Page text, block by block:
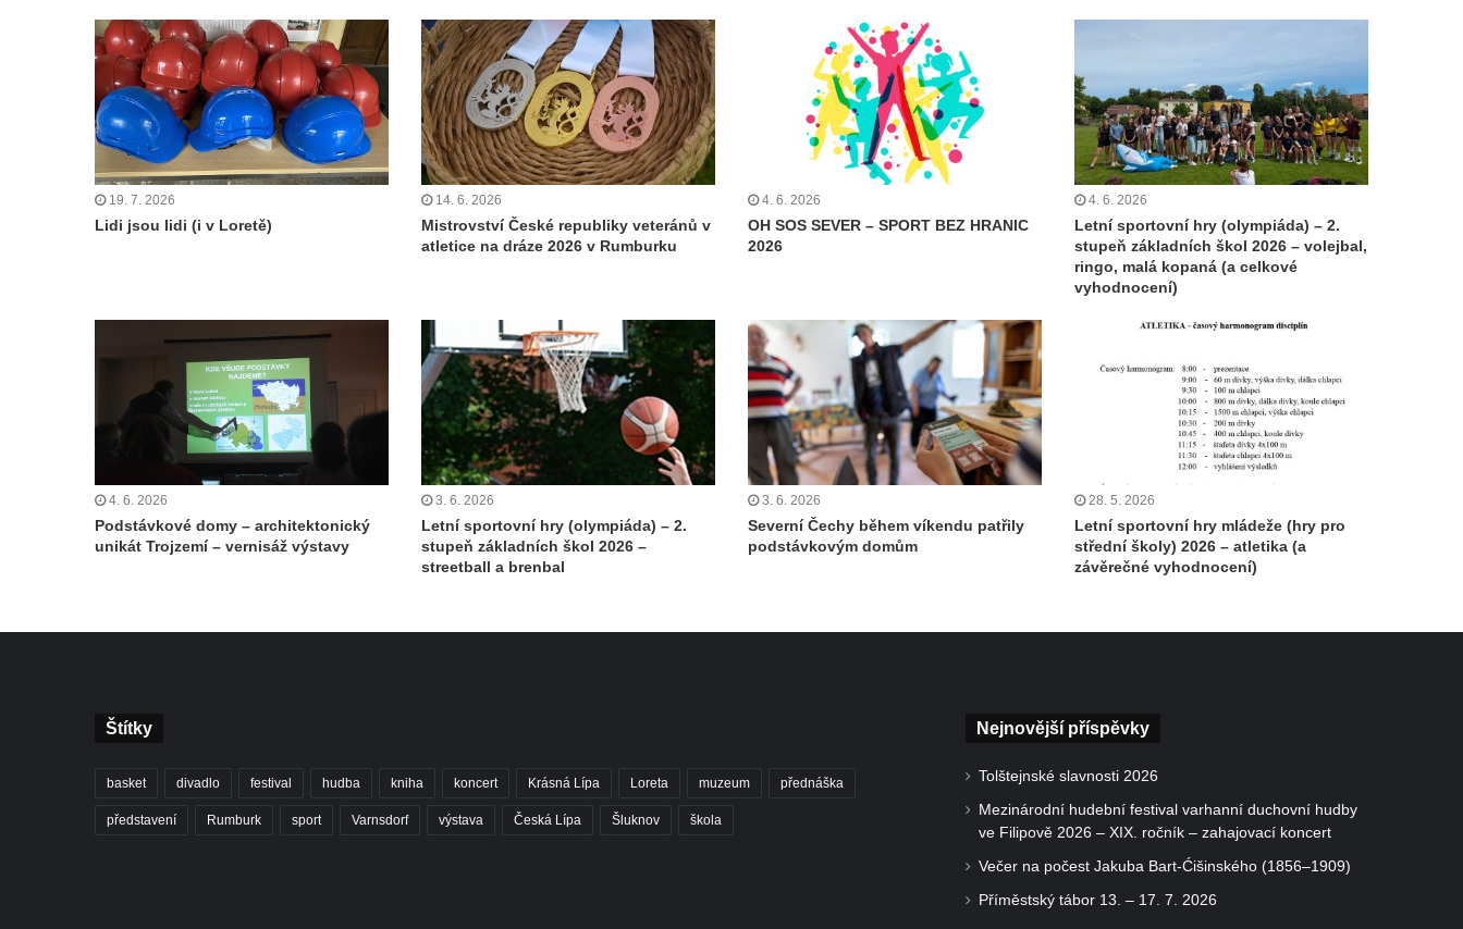
19. 7. 2026
Lidi jsou lidi (i v Loretě)
14. 6. 2026
Mistrovství České republiky veteránů v
atletice na dráze 2026 v Rumburku
4. 6. 2026
OH SOS SEVER – SPORT BEZ HRANIC
2026
4. 6. 2026
Letní sportovní hry (olympiáda) – 2.
stupeň základních škol 2026 – volejbal,
ringo, malá kopaná (a celkové
vyhodnocení)
4. 6. 2026
Podstávkové domy – architektonický
unikát Trojzemí – vernisáž výstavy
3. 6. 2026
Letní sportovní hry (olympiáda) – 2.
stupeň základních škol 2026 –
streetball a brenbal
3. 6. 2026
Severní Čechy během víkendu patřily
podstávkovým domům
28. 5. 2026
Letní sportovní hry mládeže (hry pro
střední školy) 2026 – atletika (a
závěrečné vyhodnocení)
Štítky
basket divadlo festival hudba kniha koncert Krásná Lípa Loreta muzeum přednáška
představení Rumburk sport Varnsdorf výstava Česká Lípa Šluknov škola
Nejnovější příspěvky
Tolštejnské slavnosti 2026
Mezinárodní hudební festival varhanní duchovní hudby
ve Filipově 2026 – XIX. ročník – zahajovací koncert
Večer na počest Jakuba Bart-Ćišinského (1856–1909)
Příměstský tábor 13. – 17. 7. 2026